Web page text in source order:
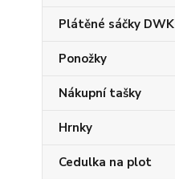
Plátěné sáčky DWK
Ponožky
Nákupní tašky
Hrnky
Cedulka na plot